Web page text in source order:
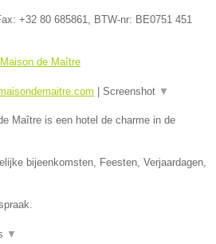
+32 80 685861, BTW-nr: BE0751 451
de Maître
Screenshot ▼
Maître is een hotel de charme in de
bijeenkomsten, Feesten, Verjaardagen,
▼